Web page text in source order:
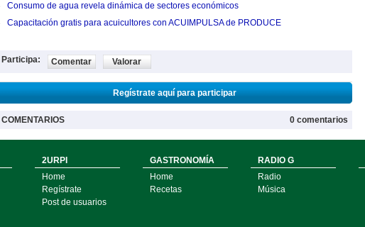
Consumo de agua revela dinámica de sectores económicos
Capacitación gratis para acuicultores con ACUIMPULSA de PRODUCE
Participa: Comentar Valorar
Regístrate aquí para participar
COMENTARIOS 0 comentarios
2URPI
Home
Regístrate
Post de usuarios
GASTRONOMÍA
Home
Recetas
RADIO G
Radio
Música